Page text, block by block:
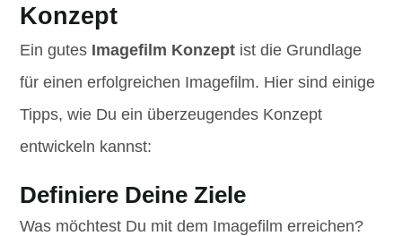
Konzept
Ein gutes Imagefilm Konzept ist die Grundlage
für einen erfolgreichen Imagefilm. Hier sind einige
Tipps, wie Du ein überzeugendes Konzept
entwickeln kannst:
Definiere Deine Ziele
Was möchtest Du mit dem Imagefilm erreichen?